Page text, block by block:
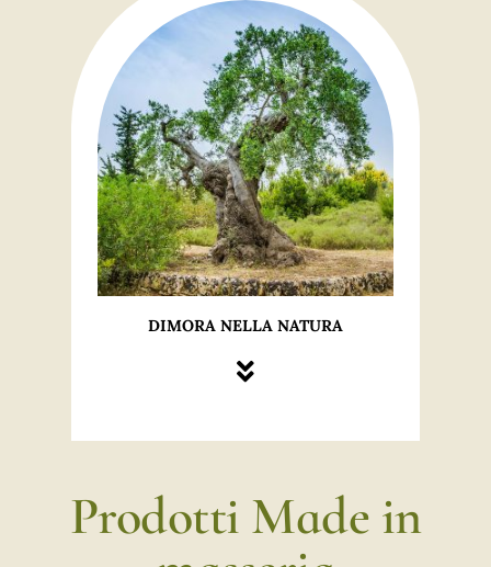
DIMORA NELLA NATURA
Prodotti Made in